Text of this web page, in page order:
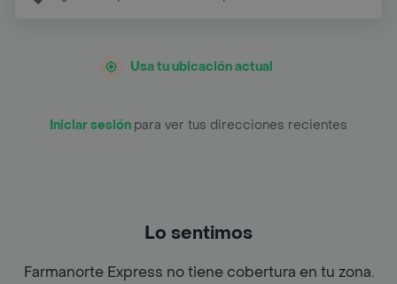
Usa tu ubicación actual
Iniciar sesión para ver tus direcciones recientes
Lo sentimos
Farmanorte Express no tiene cobertura en tu zona.